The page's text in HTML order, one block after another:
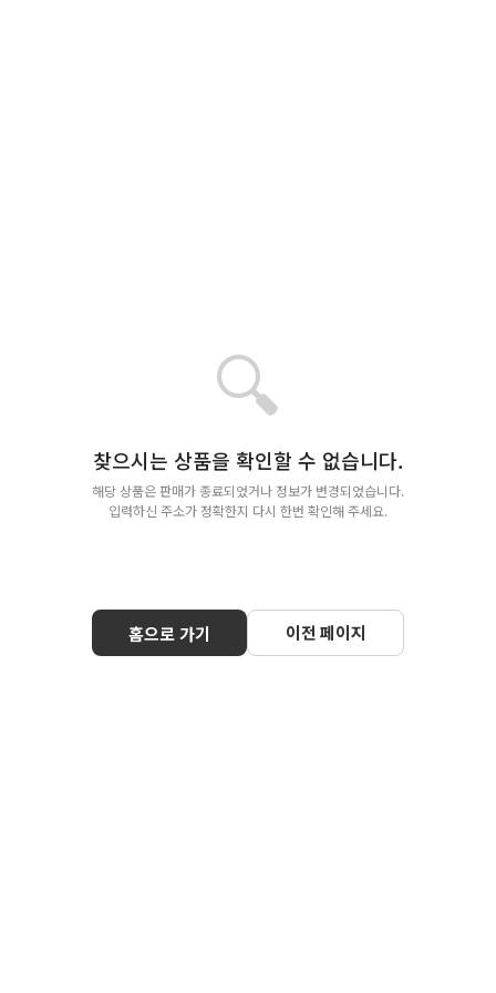
🔍
찾으시는 상품을 확인할 수 없습니다.
해당 상품은 판매가 종료되었거나 정보가 변경되었습니다.
입력하신 주소가 정확한지 다시 한번 확인해 주세요.
홈으로 가기 이전 페이지